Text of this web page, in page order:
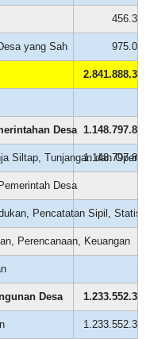
yang Sah
Desa
Siltap, Tunjangan dan
Desa
Pencatatan Sipil,
Perencanaan, Keuangan
Desa